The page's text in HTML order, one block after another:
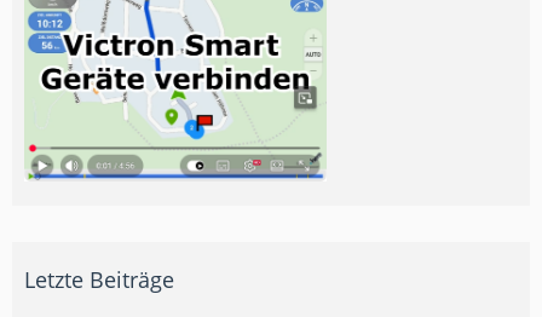
Letzte Beiträge